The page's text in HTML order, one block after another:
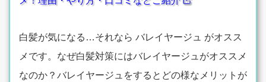
白髪が気になる…それなら バレイヤージュ がオスス
メです。なぜ白髪対策にはバレイヤージュがオススメ
なのか？バレイヤージュをするとどの様なメリットが